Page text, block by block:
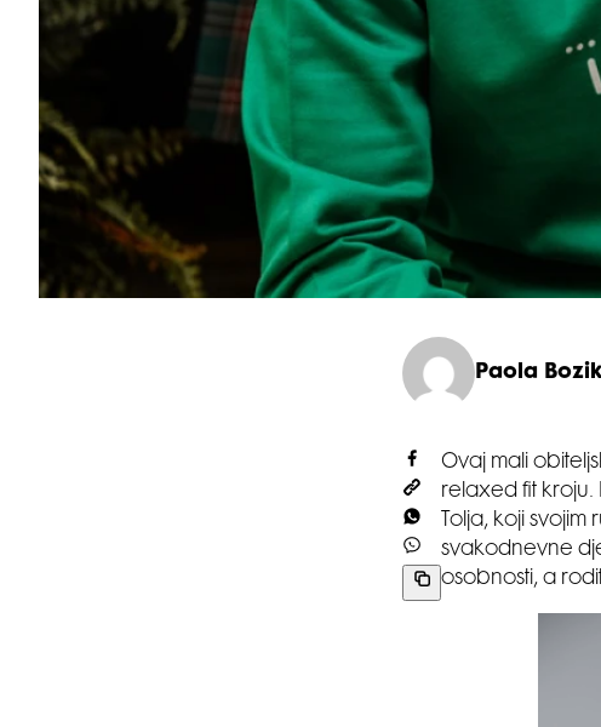
Paola
Ovaj mali
relaxed fit
Tolja, koji
svakodnevne
osobnosti, a